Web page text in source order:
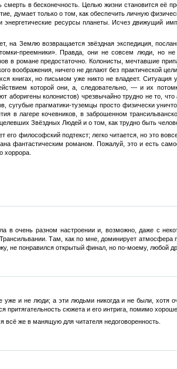
в бесконечность. Целью жизни становится её
думает только о том, как обеспечить личную
ресурсы планеты. Исчез движущий
на Землю возвращается звёздная экспедиция,
преемники». Правда, они не совсем люди, но не
в романе предостаточно. Колонисты, мечтавшие
ничего не делают без практической
но письмом уже никто не владеет. Ситуация
которой они, а, следовательно, — и их
колонистов) чрезвычайно трудно не то,
прагматики-туземцы просто физически
в лагере кочевников, в заброшенном
Звёздных Людей и о том, как трудно быть
философский подтекст; легко читается, но это
фантастическим романом. Пожалуй, это и есть
хоррора.
в очень разном настроении и, возможно, даже с
Там, как по мне, доминирует атмосфера
не понравился открытый финал, но по-моему, любой
и не люди; а эти людьми никогда и не были, хотя
сюжета и его интрига, помимо
всё же в манящую для читателя недоговоренность.